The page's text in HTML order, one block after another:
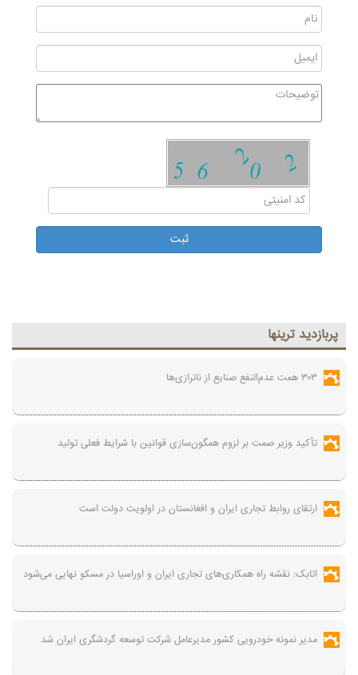
پربازديد ترينها
۳۰۳ همت عدم‌النفع صنایع از ناترازی‌ها
تأکید وزیر صمت بر لزوم همگون‌سازی قوانین با شرایط فعلی تولید
ارتقای روابط تجاری ایران و افغانستان در اولویت دولت است
اتابک: نقشه راه همکاری‌های تجاری ایران و اوراسیا در مسکو نهایی می‌شود
مدیر نمونه خودرویی کشور مدیرعامل شرکت توسعه گردشگری ایران شد